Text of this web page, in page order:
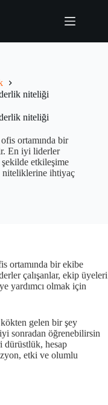
niteliği
niteliği
ortamında bir
En iyi liderler
etkileşime
niteliklerine ihtiyaç
ortamında bir ekibe
çalışanlar, ekip üyeleri
yardımcı olmak için
gelen bir şey
sonradan öğrenebilirsin
hesap
etki ve olumlu